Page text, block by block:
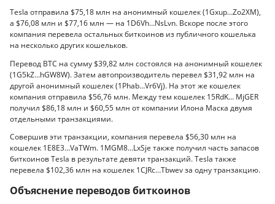
Tesla отправила $75,18 млн на анонимный кошелек (1Gxup…Zo2XM),
а $76,08 млн и $77,16 млн — на 1D6Vh…NsLvn. Вскоре после этого
компания перевела остальных биткоинов из публичного кошелька
на несколько других кошельков.
Перевод BTC на сумму $39,82 млн состоялся на анонимный кошелек
(1G5kZ…hGW8W). Затем автопроизводитель перевел $31,92 млн на
другой анонимный кошелек (1Phab…Vr6Vj). На этот же кошелек
компания отправила $56,76 млн. Между тем кошелек 15RdK… MjGER
получил $86,18 млн и $60,55 млн от компании Илона Маска двумя
отдельными транзакциями.
Совершив эти транзакции, компания перевела $56,30 млн на
кошелек 1E8E3…VaTWm. 1MGM8…LxSje также получил часть запасов
биткоинов Tesla в результате девяти транзакций. Tesla также
перевела $102,36 млн на кошелек 1CJRc…Tbwev за одну транзакцию.
Объяснение переводов биткоинов